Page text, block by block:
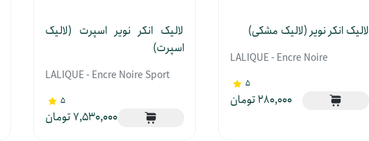
لالیک انکر نویر (لالیک مشکی)
LALIQUE - Encre Noire
5
280,000
لالیک انکر نویر اسپرت (لالیک
اسپرت)
LALIQUE - Encre Noire Sport
5
7,530,000